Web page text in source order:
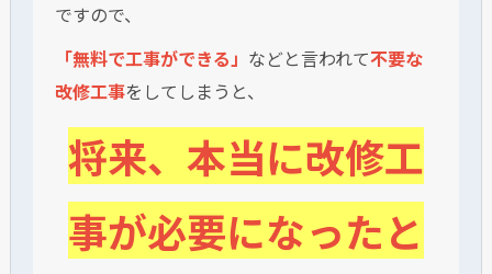
ですので、
「無料で工事ができる」 などと言われて不要な
改修工事をしてしまうと、
将来、本当に改修工
事が必要になったと